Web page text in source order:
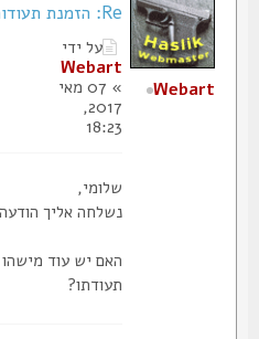
Re: הזמנת תעודות החבר של הסליק
על ידי
Webart
» 07 מאי
2017,
18:23
שלומי,
נשלחה אליך הודעה
האם יש עוד מישהו
תעודתו?
Webart